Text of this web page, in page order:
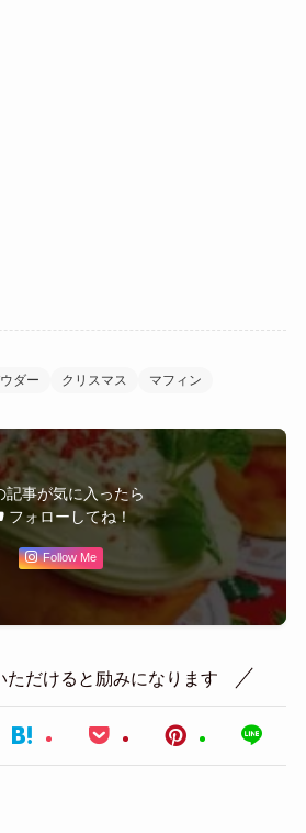
ダー クリスマス マフィン
記事が気に入ったら
フォローしてね！
Follow Me
ただけると励みになります